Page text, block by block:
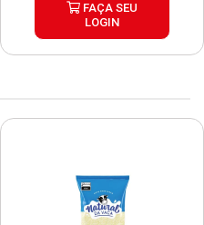
FAÇA SEU
LOGIN